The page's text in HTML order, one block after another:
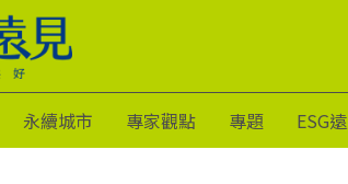
永續城市 專家觀點 專題 ESG